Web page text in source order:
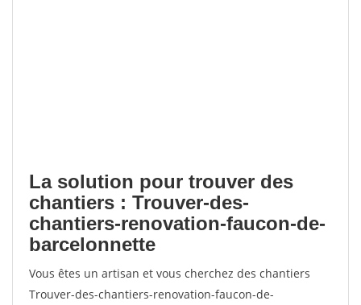
La solution pour trouver des
chantiers : Trouver-des-
chantiers-renovation-faucon-de-
barcelonnette
Vous êtes un artisan et vous cherchez des chantiers
Trouver-des-chantiers-renovation-faucon-de-